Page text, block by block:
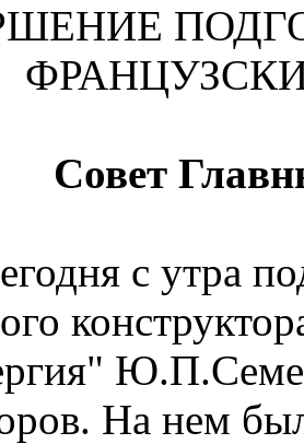
Совет
с утра
На нем